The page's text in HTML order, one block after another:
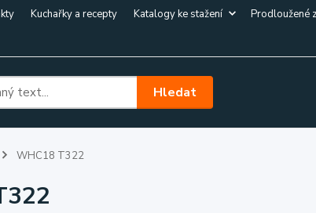
Kuchařky a recepty Katalogy ke stažení
Prodloužené
Hledat
WHC18 T322